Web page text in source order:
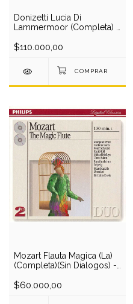
Donizetti Lucia Di
Lammermoor (Completa) -
Milnes-
$110.000,00
Mozart Flauta Magica (La)
(Completa)(Sin Dialogos) -
Moll-Adam/C.Davis (2 CD)
$60.000,00